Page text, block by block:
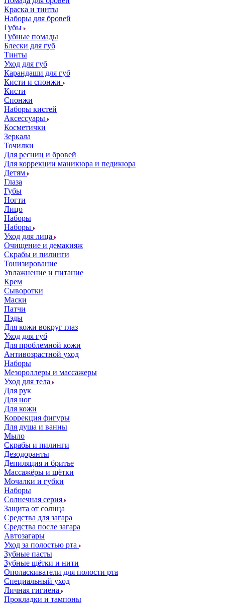
Краска и тинты
Наборы для бровей
Губы
Губные помады
Блески для губ
Тинты
Уход для губ
Карандаши для губ
Кисти и спонжи
Кисти
Спонжи
Наборы кистей
Аксессуары
Косметички
Зеркала
Точилки
Для ресниц и бровей
Для коррекции маникюра и педикюра
Детям
Глаза
Губы
Ногти
Лицо
Наборы
Наборы
Уход для лица
Очищение и демакияж
Скрабы и пилинги
Тонизирование
Увлажнение и питание
Крем
Сыворотки
Маски
Патчи
Пэды
Для кожи вокруг глаз
Уход для губ
Для проблемной кожи
Антивозрастной уход
Наборы
Мезороллеры и массажеры
Уход для тела
Для рук
Для ног
Для кожи
Коррекция фигуры
Для душа и ванны
Мыло
Скрабы и пилинги
Дезодоранты
Депиляция и бритье
Массажёры и щётки
Мочалки и губки
Наборы
Солнечная серия
Защита от солнца
Средства для загара
Средства после загара
Автозагары
Уход за полостью рта
Зубные пасты
Зубные щётки и нити
Ополаскиватели для полости рта
Специальный уход
Личная гигиена
Прокладки и тампоны